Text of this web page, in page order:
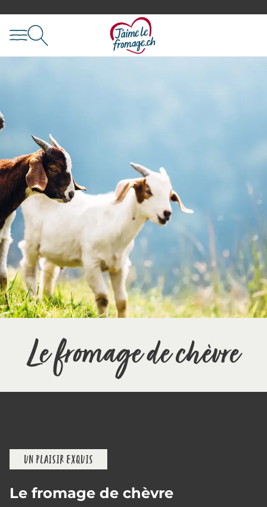
Le fromage de chèvre
UN PLAISIR EXQUIS
Le fromage de chèvre